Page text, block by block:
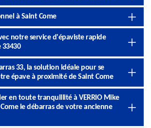
à Saint Come
notre service d'épaviste rapide
33430
33, la solution idéale pour se
épave à proximité de Saint Come
en toute tranquillité à VERRIO Mike
le débarras de votre ancienne